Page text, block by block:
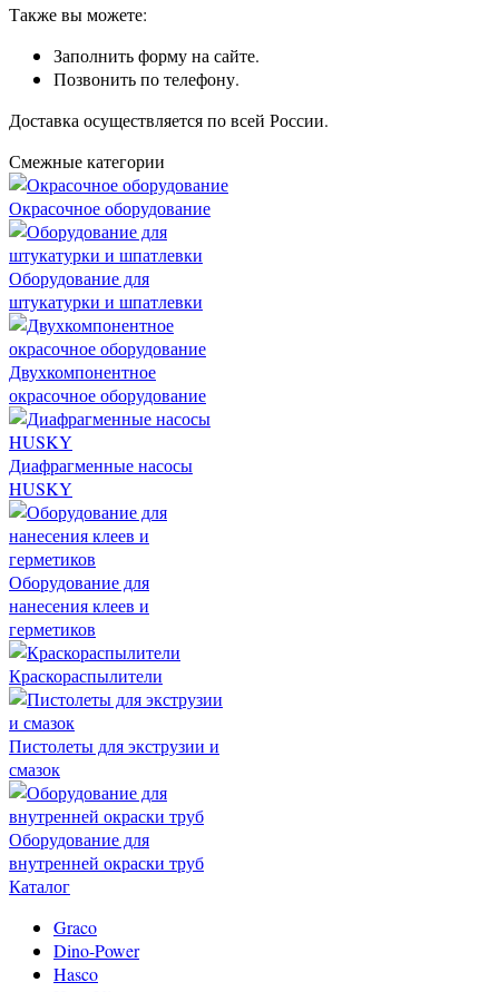
Также вы можете:
Заполнить форму на сайте.
Позвонить по телефону.
Доставка осуществляется по всей России.
Смежные категории
Окрасочное оборудование
Оборудование для
штукатурки и шпатлевки
Двухкомпонентное
окрасочное оборудование
Диафрагменные насосы
HUSKY
Оборудование для
нанесения клеев и
герметиков
Краскораспылители
Пистолеты для экструзии и
смазок
Оборудование для
внутренней окраски труб
Каталог
Graco
Dino-Power
Hasco